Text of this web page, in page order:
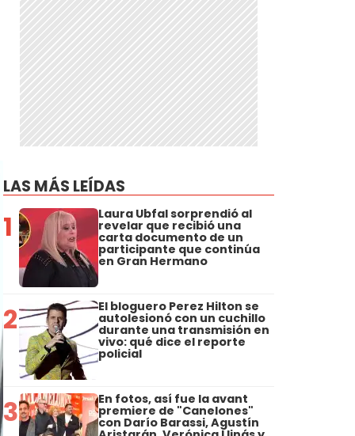
LAS MÁS LEÍDAS
1 Laura Ubfal sorprendió al
revelar que recibió una
carta documento de un
participante que continúa
en Gran Hermano
2 El bloguero Perez Hilton se
autolesionó con un cuchillo
durante una transmisión en
vivo: qué dice el reporte
policial
3 En fotos, así fue la avant
premiere de "Canelones"
con Darío Barassi, Agustín